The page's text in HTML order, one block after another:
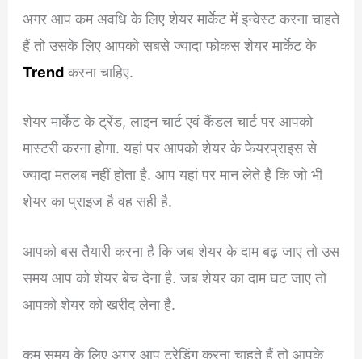
अगर आप कम अवधि के लिए शेयर मार्केट में इन्वेस्ट करना चाहते
हैं तो उसके लिए आपको सबसे ज्यादा फोकस शेयर मार्केट के
Trendकरना चाहिए.
शेयर मार्केट के ट्रेंड, लाइन चार्ट एवं कैंडल चार्ट पर आपको
मास्टरी करना होगा. यहां पर आपको शेयर के फेयरप्राइस से
ज्यादा मतलब नहीं होता है. आप यहां पर मान लेते हैं कि जो भी
शेयर का प्राइज है वह सही है.
आपको बस तैयारी करना है कि जब शेयर के दाम बढ़ जाए तो उस
समय आप को शेयर बेच देना है. जब शेयर का दाम घट जाए तो
आपको शेयर को खरीद लेना है.
कम समय के लिए अगर आप ट्रेडिंग करना चाहते हैं तो आपके